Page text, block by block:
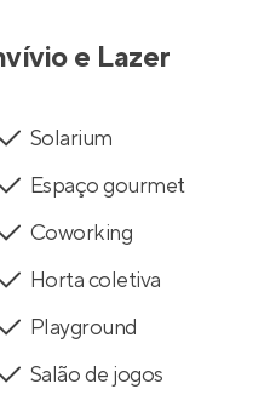
e Lazer
Solarium
Espaço gourmet
Coworking
Horta coletiva
Playground
Salão de jogos